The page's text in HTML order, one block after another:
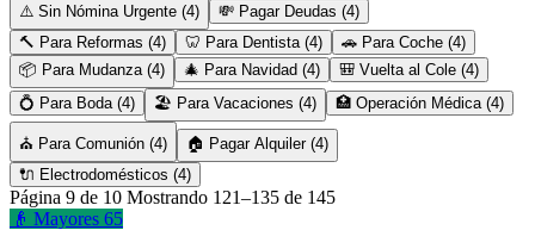
⚠️ Sin Nómina Urgente (4)
💸 Pagar Deudas (4)
🔨 Para Reformas (4)
🦷 Para Dentista (4)
🚗 Para Coche (4)
📦 Para Mudanza (4)
🎄 Para Navidad (4)
🎒 Vuelta al Cole (4)
💍 Para Boda (4)
🏖️ Para Vacaciones (4) 🏥 Operación Médica (4)
⛪ Para Comunión (4)
🏠 Pagar Alquiler (4)
🔌 Electrodomésticos (4)
Página 9 de 10 Mostrando 121–135 de 145
👴 Mayores 65